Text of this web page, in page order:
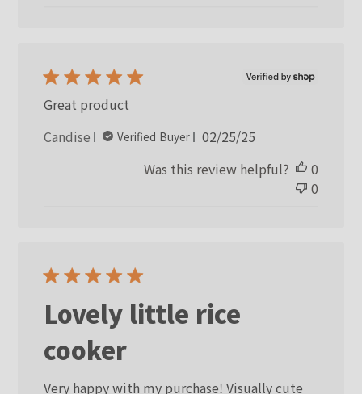
Great product
Candise
Verified Buyer
Published
02/25/25
Was this review helpful?
0
0
Lovely little rice
cooker
Very happy with my purchase! Visually cute